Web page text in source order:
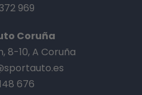
969
Coruña
8-10, A Coruña
676